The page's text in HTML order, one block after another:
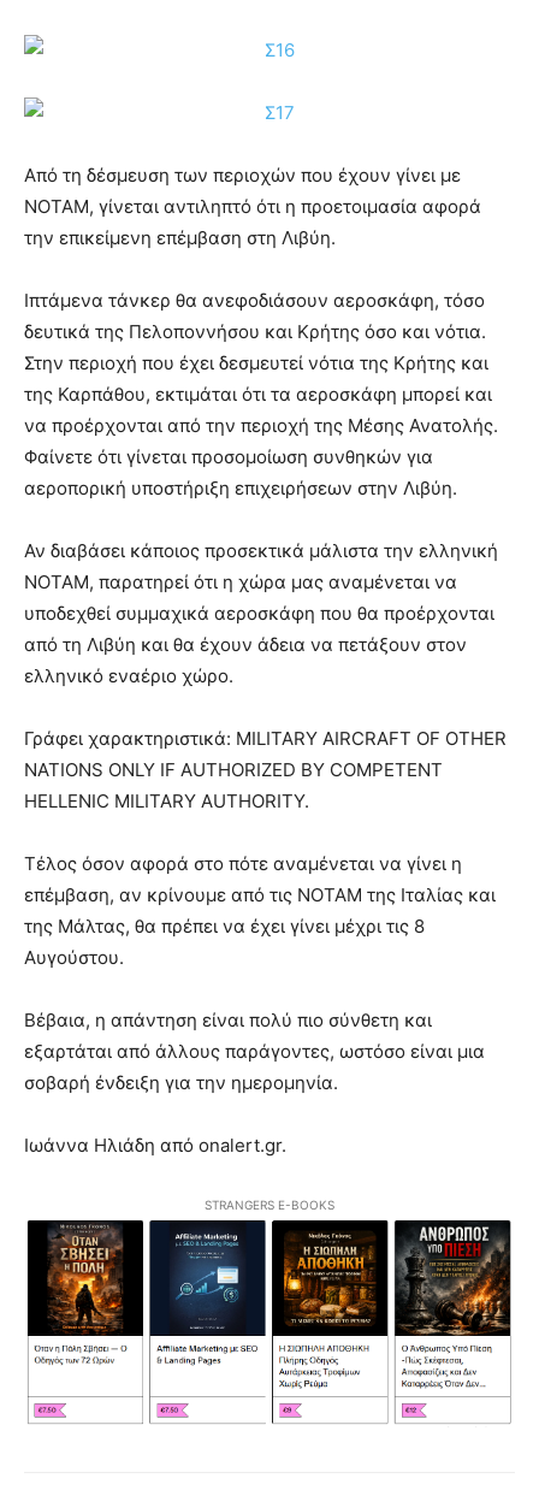
Από τη δέσμευση των περιοχών που έχουν γίνει με
ΝΟΤΑΜ, γίνεται αντιληπτό ότι η προετοιμασία αφορά
την επικείμενη επέμβαση στη Λιβύη.
Ιπτάμενα τάνκερ θα ανεφοδιάσουν αεροσκάφη, τόσο
δευτικά της Πελοποννήσου και Κρήτης όσο και νότια.
Στην περιοχή που έχει δεσμευτεί νότια της Κρήτης και
της Καρπάθου, εκτιμάται ότι τα αεροσκάφη μπορεί και
να προέρχονται από την περιοχή της Μέσης Ανατολής.
Φαίνετε ότι γίνεται προσομοίωση συνθηκών για
αεροπορική υποστήριξη επιχειρήσεων στην Λιβύη.
Αν διαβάσει κάποιος προσεκτικά μάλιστα την ελληνική
ΝΟΤΑΜ, παρατηρεί ότι η χώρα μας αναμένεται να
υποδεχθεί συμμαχικά αεροσκάφη που θα προέρχονται
από τη Λιβύη και θα έχουν άδεια να πετάξουν στον
ελληνικό εναέριο χώρο.
Γράφει χαρακτηριστικά: MILITARY AIRCRAFT OF OTHER
NATIONS ONLY IF AUTHORIZED BY COMPETENT
HELLENIC MILITARY AUTHORITY.
Τέλος όσον αφορά στο πότε αναμένεται να γίνει η
επέμβαση, αν κρίνουμε από τις ΝΟΤΑΜ της Ιταλίας και
της Μάλτας, θα πρέπει να έχει γίνει μέχρι τις 8
Αυγούστου.
Βέβαια, η απάντηση είναι πολύ πιο σύνθετη και
εξαρτάται από άλλους παράγοντες, ωστόσο είναι μια
σοβαρή ένδειξη για την ημερομηνία.
Ιωάννα Ηλιάδη από onalert.gr.
STRANGERS E-BOOKS